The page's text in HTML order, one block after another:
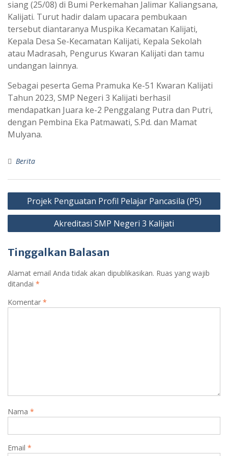
siang (25/08) di Bumi Perkemahan Jalimar Kaliangsana,
Kalijati. Turut hadir dalam upacara pembukaan
tersebut diantaranya Muspika Kecamatan Kalijati,
Kepala Desa Se-Kecamatan Kalijati, Kepala Sekolah
atau Madrasah, Pengurus Kwaran Kalijati dan tamu
undangan lainnya.
Sebagai peserta Gema Pramuka Ke-51 Kwaran Kalijati
Tahun 2023, SMP Negeri 3 Kalijati berhasil
mendapatkan Juara ke-2 Penggalang Putra dan Putri,
dengan Pembina Eka Patmawati, S.Pd. dan Mamat
Mulyana.
Berita
Navigasi
pos
Projek Penguatan Profil Pelajar Pancasila (P5)
Akreditasi SMP Negeri 3 Kalijati
Tinggalkan Balasan
Alamat email Anda tidak akan dipublikasikan. Ruas yang wajib
ditandai *
Komentar *
Nama *
Email *